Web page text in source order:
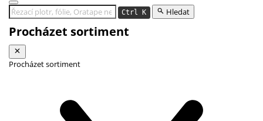
Ctrl K Hledat
Procházet sortiment
Procházet sortiment